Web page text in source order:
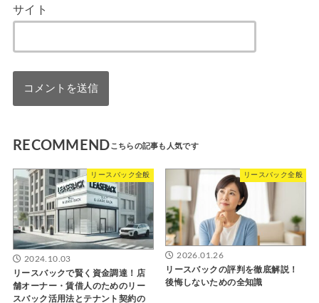
サイト
RECOMMEND
リースバック全般
2024.10.03
リースバックで賢く資金調達！店
舗オーナー・賃借人のためのリー
スバック活用法とテナント契約の
リースバック全般
2026.01.26
リースバックの評判を徹底解説！
後悔しないための全知識